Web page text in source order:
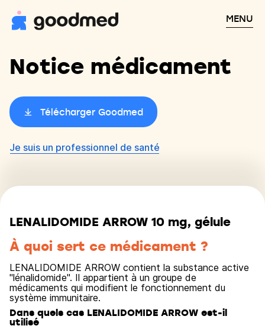
MENU
Notice médicament
Télécharger Goodmed
Je suis un professionnel de santé
LENALIDOMIDE ARROW 10 mg, gélule
À quoi sert ce médicament ?
LENALIDOMIDE ARROW contient la substance active
"lénalidomide". Il appartient à un groupe de
médicaments qui modifient le fonctionnement du
système immunitaire.
Dans quels cas LENALIDOMIDE ARROW est-il
utilisé